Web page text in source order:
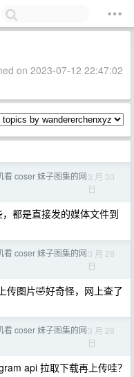
on 2023-07-12 22:47:02
看 coser 妹子图集的网3 月 30
日
都是直接发的媒体文件到
看 coser 妹子图集的网3 月 28
日
传图片🤣好奇怪，网上查了
看 coser 妹子图集的网3 月 28
日
api 拉取下载再上传哇？